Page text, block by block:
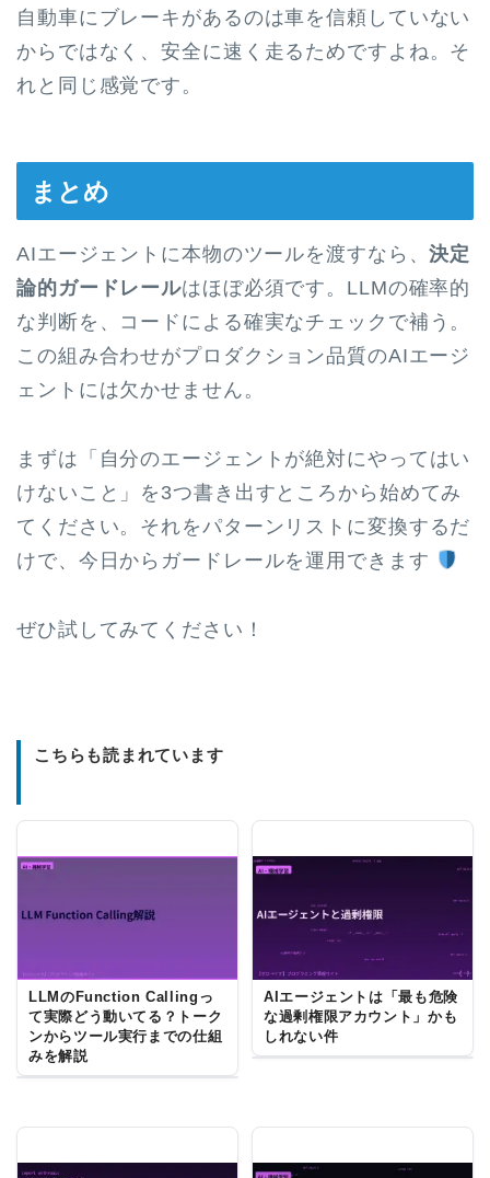
自動車にブレーキがあるのは車を信頼していない
からではなく、安全に速く走るためですよね。そ
れと同じ感覚です。
まとめ
AIエージェントに本物のツールを渡すなら、決定
論的ガードレールはほぼ必須です。LLMの確率的
な判断を、コードによる確実なチェックで補う。
この組み合わせがプロダクション品質のAIエージ
ェントには欠かせません。
まずは「自分のエージェントが絶対にやってはい
けないこと」を3つ書き出すところから始めてみ
てください。それをパターンリストに変換するだ
けで、今日からガードレールを運用できます
ぜひ試してみてください！
こちらも読まれています
LLMのFunction Callingっ
て実際どう動いてる？トーク
ンからツール実行までの仕組
みを解説
AIエージェントは「最も危険
な過剰権限アカウント」かも
しれない件